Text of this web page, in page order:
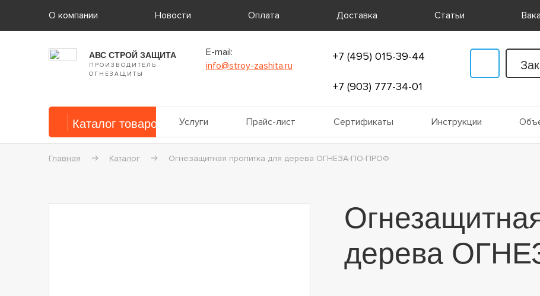
О компании Новости Оплата Доставка Статьи
АВС СТРОЙ ЗАЩИТА
ПРОИЗВОДИТЕЛЬ
ОГНЕЗАЩИТЫ
E-mail:
info@stroy-zashita.ru
+7 (495) 015-39-44
+7 (903) 777-34-01
Каталог товаров Услуги Прайс-лист Сертификаты Инструкции
Главная Каталог Огнезащитная пропитка для дерева ОГНЕЗА-ПО-ПРОФ
дерева